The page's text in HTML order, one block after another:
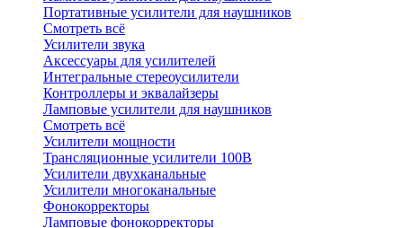
Портативные усилители для наушников
Смотреть всё
Усилители звука
Аксессуары для усилителей
Интегральные стереоусилители
Контроллеры и эквалайзеры
Ламповые усилители для наушников
Смотреть всё
Усилители мощности
Трансляционные усилители 100В
Усилители двухканальные
Усилители многоканальные
Фонокорректоры
Ламповые фонокорректоры